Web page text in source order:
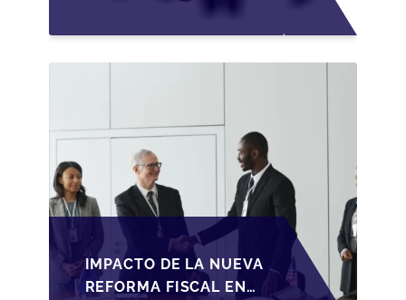
GENERACIONAL EN
PYMES ESPAÑOLAS
IMPACTO DE LA NUEVA
REFORMA FISCAL EN